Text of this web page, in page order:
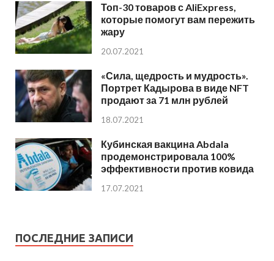
Топ-30 товаров с AliExpress,
которые помогут вам пережить
жару
20.07.2021
«Сила, щедрость и мудрость».
Портрет Кадырова в виде NFT
продают за 71 млн рублей
18.07.2021
Кубинская вакцина Abdala
продемонстрировала 100%
эффективности против ковида
17.07.2021
ПОСЛЕДНИЕ ЗАПИСИ